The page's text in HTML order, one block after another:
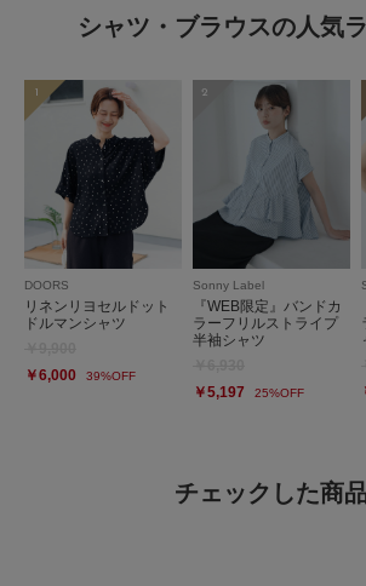
シャツ・ブラウスの人気
1
DOORS
リネンリヨセルドット
ドルマンシャツ
￥6,000
39%OFF
2
Sonny Label
『WEB限定』バンドカ
ラーフリルストライプ
半袖シャツ
￥5,197
25%OFF
チェックした商